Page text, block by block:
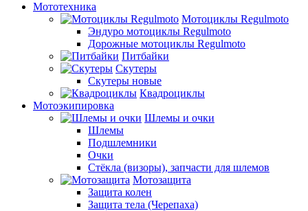
Мототехника
Мотоциклы Regulmoto
Эндуро мотоциклы Regulmoto
Дорожные мотоциклы Regulmoto
Питбайки
Скутеры
Скутеры новые
Квадроциклы
Мотоэкипировка
Шлемы и очки
Шлемы
Подшлемники
Очки
Стёкла (визоры), запчасти для шлемов
Мотозащита
Защита колен
Защита тела (Черепаха)